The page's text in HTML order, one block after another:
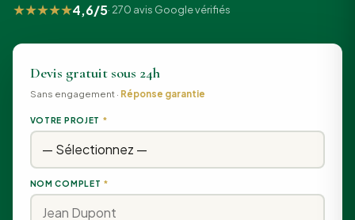
★★★★★4,6/5· 270 avis Google vérifiés
Devis gratuit sous 24h
Sans engagement · Réponse garantie
VOTRE PROJET *
NOM COMPLET *